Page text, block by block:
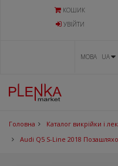
КОШИК
УВIЙТИ
МОВА UA
Головна Каталог викрійки і
Audi Q5 S-Line 2018